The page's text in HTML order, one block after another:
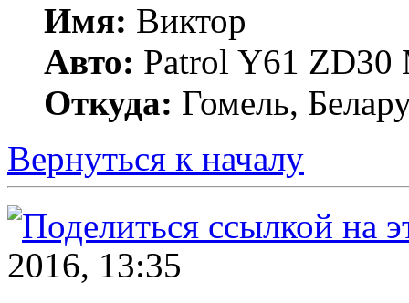
Имя: Виктор
Авто: Patrol Y61
Откуда: Гомель,
Вернуться к началу
2016, 13:35